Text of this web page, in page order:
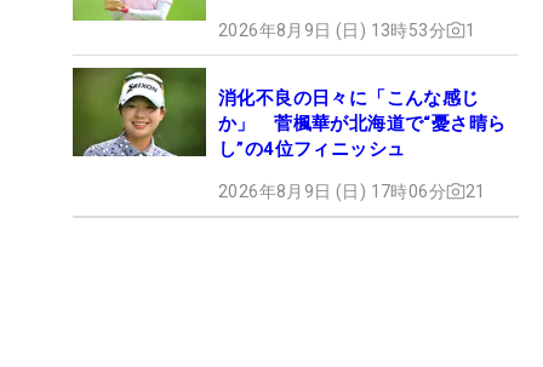
2026年8月9日 (日) 13時53分 1
消化不良の日々に「こんな感じ
か」 菅楓華が北海道で“憂さ晴ら
し”の4位フィニッシュ
2026年8月9日 (日) 17時06分 21